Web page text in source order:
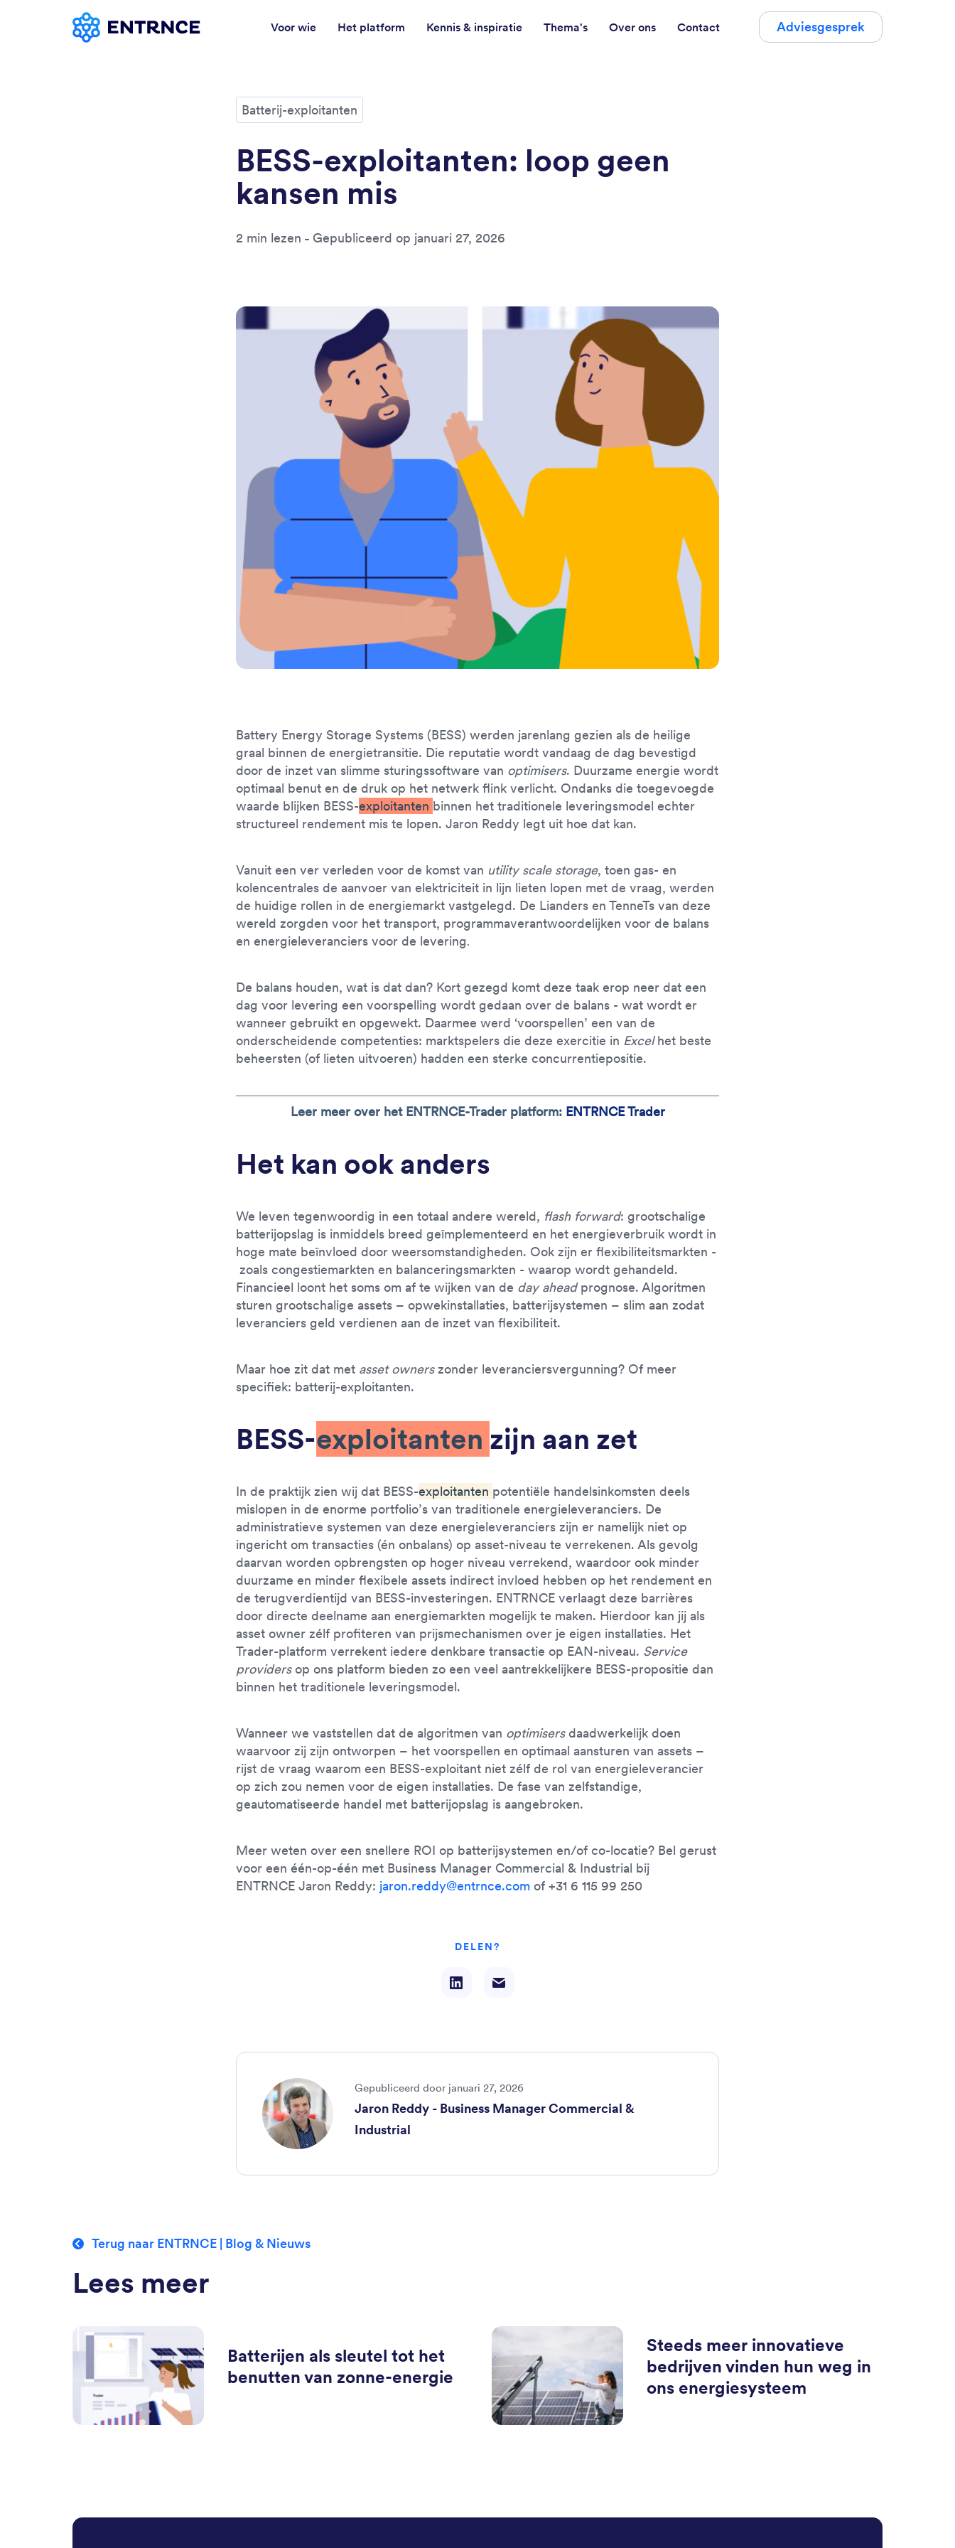
Voor wie Het platform Kennis & inspiratie Thema's Over ons Contact Adviesgesprek
Batterij-exploitanten
BESS-exploitanten: loop geen
kansen mis
2 min lezen Gepubliceerd op januari 27, 2026
Battery Energy Storage Systems (BESS) werden jarenlang gezien als de heilige
graal binnen de energietransitie. Die reputatie wordt vandaag de dag bevestigd
door de inzet van slimme sturingssoftware van optimisers. Duurzame energie wordt
optimaal benut en de druk op het netwerk flink verlicht. Ondanks die toegevoegde
waarde blijken BESS-exploitanten binnen het traditionele leveringsmodel echter
structureel rendement mis te lopen. Jaron Reddy legt uit hoe dat kan.
Vanuit een ver verleden voor de komst van utility scale storage, toen gas- en
kolencentrales de aanvoer van elektriciteit in lijn lieten lopen met de vraag, werden
de huidige rollen in de energiemarkt vastgelegd. De Lianders en TenneTs van deze
wereld zorgden voor het transport, programmaverantwoordelijken voor de balans
en energieleveranciers voor de levering.
De balans houden, wat is dat dan? Kort gezegd komt deze taak erop neer dat een
dag voor levering een voorspelling wordt gedaan over de balans - wat wordt er
wanneer gebruikt en opgewekt. Daarmee werd ‘voorspellen’ een van de
onderscheidende competenties: marktspelers die deze exercitie in Excelhet beste
beheersten (of lieten uitvoeren) hadden een sterke concurrentiepositie.
Leer meer over het ENTRNCE-Trader platform: ENTRNCE Trader
Het kan ook anders
We leven tegenwoordig in een totaal andere wereld, flash forward: grootschalige
batterijopslag is inmiddels breed geïmplementeerd en het energieverbruik wordt in
hoge mate beïnvloed door weersomstandigheden. Ook zijn er flexibiliteitsmarkten -
zoals congestiemarkten en balanceringsmarkten - waarop wordt gehandeld.
Financieel loont het soms om af te wijken van de day aheadprognose. Algoritmen
sturen grootschalige assets – opwekinstallaties, batterijsystemen – slim aan zodat
leveranciers geld verdienen aan de inzet van flexibiliteit.
Maar hoe zit dat met asset ownerszonder leveranciersvergunning? Of meer
specifiek: batterij-exploitanten.
BESS-exploitanten zijn aan zet
In de praktijk zien wij dat BESS-exploitanten potentiële handelsinkomsten deels
mislopen in de enorme portfolio’s van traditionele energieleveranciers. De
administratieve systemen van deze energieleveranciers zijn er namelijk niet op
ingericht om transacties (én onbalans) op asset-niveau te verrekenen. Als gevolg
daarvan worden opbrengsten op hoger niveau verrekend, waardoor ook minder
duurzame en minder flexibele assets indirect invloed hebben op het rendement en
de terugverdientijd van BESS-investeringen. ENTRNCE verlaagt deze barrières
door directe deelname aan energiemarkten mogelijk te maken. Hierdoor kan jij als
asset owner zélf profiteren van prijsmechanismen over je eigen installaties. Het
Trader-platform verrekent iedere denkbare transactie op EAN-niveau. Service
providersop ons platform bieden zo een veel aantrekkelijkere BESS-propositie dan
binnen het traditionele leveringsmodel.
Wanneer we vaststellen dat de algoritmen van optimisersdaadwerkelijk doen
waarvoor zij zijn ontworpen – het voorspellen en optimaal aansturen van assets –
rijst de vraag waarom een BESS-exploitant niet zélf de rol van energieleverancier
op zich zou nemen voor de eigen installaties. De fase van zelfstandige,
geautomatiseerde handel met batterijopslag is aangebroken.
Meer weten over een snellere ROI op batterijsystemen en/of co-locatie? Bel gerust
voor een één-op-één met Business Manager Commercial & Industrial bij
ENTRNCE Jaron Reddy: jaron.reddy@entrnce.com of +31 6 115 99 250
DELEN?
Gepubliceerd door januari 27, 2026
Jaron Reddy - Business Manager Commercial &
Industrial
Terug naar ENTRNCE | Blog & Nieuws
Lees meer
Batterijen als sleutel tot het
benutten van zonne-energie
Steeds meer innovatieve
bedrijven vinden hun weg in
ons energiesysteem